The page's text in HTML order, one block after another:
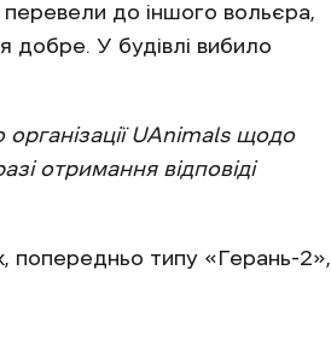
до іншого вольєра,
добре. У будівлі вибило
UAnimals щодо
отримання відповіді
попередньо типу «Герань-2»,